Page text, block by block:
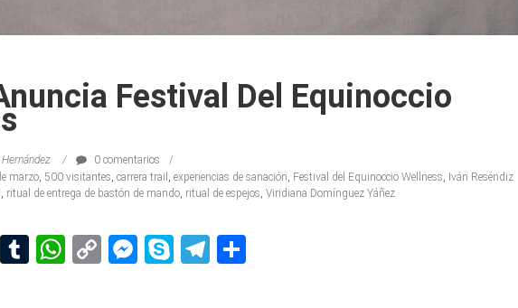
Festival Del Equinoccio
0 comentarios
marzo, 500 visitantes, carrera trail , experiencias de sanación, Festival del Equinoccio Wellness, Iván Reséndiz
, ritual de entrega de bastón de mando, ritual de espejos, Viridiana Domínguez Yáñez
EmailTumblr
WhatsApp
CopyMessenger
SkypeTelegram